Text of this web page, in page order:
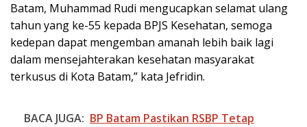
Batam, Muhammad Rudi mengucapkan selamat ulang
tahun yang ke-55 kepada BPJS Kesehatan, semoga
kedepan dapat mengemban amanah lebih baik lagi
dalam mensejahterakan kesehatan masyarakat
terkusus di Kota Batam,” kata Jefridin.
BACA JUGA: BP Batam Pastikan RSBP Tetap